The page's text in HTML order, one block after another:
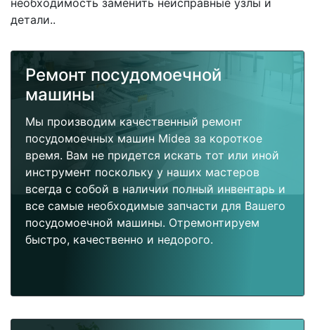
необходимость заменить неисправные узлы и
детали..
Ремонт посудомоечной
машины
Мы производим качественный ремонт
посудомоечных машин Midea за короткое
время. Вам не придется искать тот или иной
инструмент поскольку у наших мастеров
всегда с собой в наличии полный инвентарь и
все самые необходимые запчасти для Вашего
посудомоечной машины. Отремонтируем
быстро, качественно и недорого.